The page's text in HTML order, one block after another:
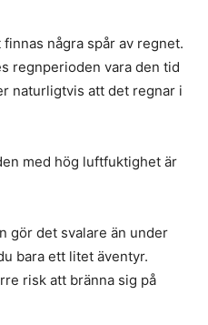
några spår av regnet.
regnperioden vara den tid
naturligtvis att det regnar i
med hög luftfuktighet är
gör det svalare än under
bara ett litet äventyr.
risk att bränna sig på